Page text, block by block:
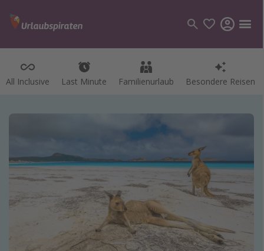
All Inclusive Last Minute Familienurlaub Besondere Reisen
Kategorien
Kreuzfahrten
Reiseziele
Alle Reiseziele
Bodensee Urlaub